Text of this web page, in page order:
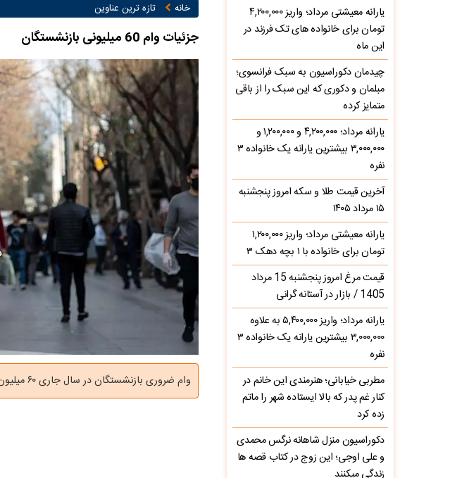
خانه تازه ترین عناوین
جزئیات وام 60 میلیونی بازنشستگان
وام ضروری بازنشستگان در سال جاری ۶۰ میلیون تومان است
یارانه معیشتی مرداد؛ واریز ۴,۲۰۰,۰۰۰
تومان برای خانواده های تک فرزند در
این ماه
چیدمان دکوراسیون به سبک فرانسوی؛
مبلمان و دکوری که این سبک را از باقی
متمایز کرده
یارانه مرداد؛ ۴,۲۰۰,۰۰۰ و ۱,۲۰۰,۰۰۰ و
۳,۰۰۰,۰۰۰ بیشترین یارانه یک خانواده ۳
نفره
آخرین قیمت طلا و سکه امروز پنجشنبه
۱۵ مرداد ۱۴۰۵
یارانه معیشتی مرداد؛ واریز ۱,۲۰۰,۰۰۰
تومان برای خانواده با ۱ بچه دهک ۳
قیمت مرغ امروز پنجشنبه 15 مرداد
1405 / بازار در آستانه گرانی
یارانه مرداد؛ واریز ۵,۴۰۰,۰۰۰ به علاوه
۳,۰۰۰,۰۰۰ بیشترین یارانه یک خانواده ۳
نفره
مطربی خیابانی؛ هنرمندی این خانم در
کنار غم پدر که بالا ایستاده شهر را ماتم
زده کرد
دکوراسیون منزل شاهانه نرگس محمدی
و علی اوجی؛ این زوج در کتاب قصه ها
زندگی میکنند